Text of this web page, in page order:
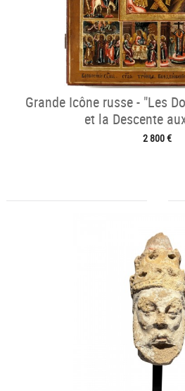
Grande Icône russe - "Les
et la Descente
2 800 €